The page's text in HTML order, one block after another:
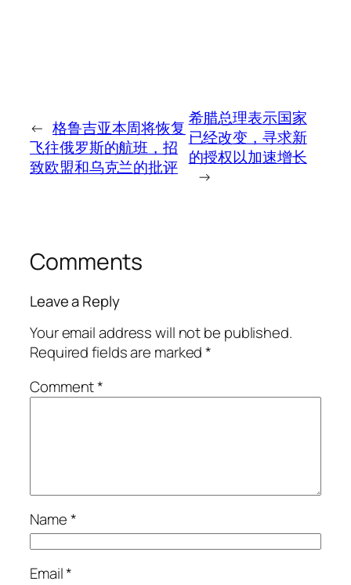
← 格鲁吉亚本周将恢复
飞往俄罗斯的航班，招
致欧盟和乌克兰的批评
希腊总理表示国家
已经改变，寻求新
的授权以加速增长
→
Comments
Leave a Reply
Your email address will not be published.
Required fields are marked*
Comment*
Name*
Email*